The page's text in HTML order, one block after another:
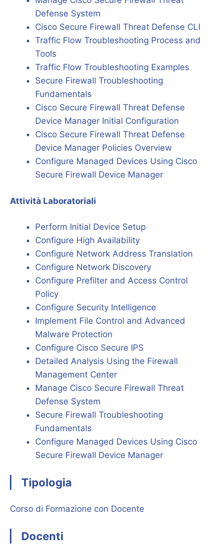
Defense System
Cisco Secure Firewall Threat Defense CLI
Traffic Flow Troubleshooting Process and
Tools
Traffic Flow Troubleshooting Examples
Secure Firewall Troubleshooting
Fundamentals
Cisco Secure Firewall Threat Defense
Device Manager Initial Configuration
Cisco Secure Firewall Threat Defense
Device Manager Policies Overview
Configure Managed Devices Using Cisco
Secure Firewall Device Manager
Attività Laboratoriali
Perform Initial Device Setup
Configure High Availability
Configure Network Address Translation
Configure Network Discovery
Configure Prefilter and Access Control
Policy
Configure Security Intelligence
Implement File Control and Advanced
Malware Protection
Configure Cisco Secure IPS
Detailed Analysis Using the Firewall
Management Center
Manage Cisco Secure Firewall Threat
Defense System
Secure Firewall Troubleshooting
Fundamentals
Configure Managed Devices Using Cisco
Secure Firewall Device Manager
Tipologia
Corso di Formazione con Docente
Docenti